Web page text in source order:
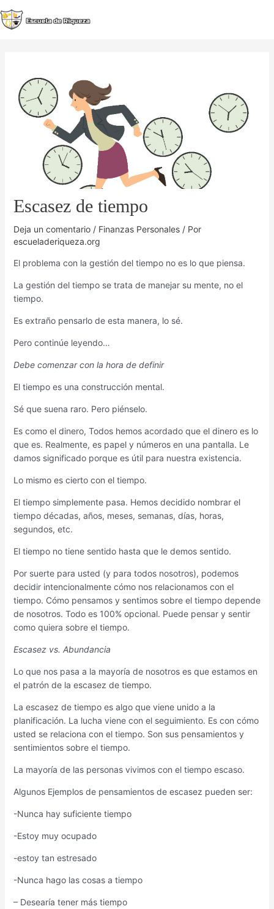
al
contenido
Escasez de tiempo
Deja un comentario / Finanzas Personales/ Por
escueladeriqueza.org
El problema con la gestión del tiempo no es lo que piensa.
La gestión del tiempo se trata de manejar su mente, no el
tiempo.
Es extraño pensarlo de esta manera, lo sé.
Pero continúe leyendo…
Debe comenzar con la hora de definir
El tiempo es una construcción mental.
Sé que suena raro. Pero piénselo.
Es como el dinero, Todos hemos acordado que el dinero es lo
que es. Realmente, es papel y números en una pantalla. Le
damos significado porque es útil para nuestra existencia.
Lo mismo es cierto con el tiempo.
El tiempo simplemente pasa. Hemos decidido nombrar el
tiempo décadas, años, meses, semanas, días, horas,
segundos, etc.
El tiempo no tiene sentido hasta que le demos sentido.
Por suerte para usted (y para todos nosotros), podemos
decidir intencionalmente cómo nos relacionamos con el
tiempo. Cómo pensamos y sentimos sobre el tiempo depende
de nosotros. Todo es 100% opcional. Puede pensar y sentir
como quiera sobre el tiempo.
Escasez vs. Abundancia
Lo que nos pasa a la mayoría de nosotros es que estamos en
el patrón de la escasez de tiempo.
La escasez de tiempo es algo que viene unido a la
planificación. La lucha viene con el seguimiento. Es con cómo
usted se relaciona con el tiempo. Son sus pensamientos y
sentimientos sobre el tiempo.
La mayoría de las personas vivimos con el tiempo escaso.
Algunos Ejemplos de pensamientos de escasez pueden ser:
-Nunca hay suficiente tiempo
-Estoy muy ocupado
-estoy tan estresado
-Nunca hago las cosas a tiempo
– Desearía tener más tiempo